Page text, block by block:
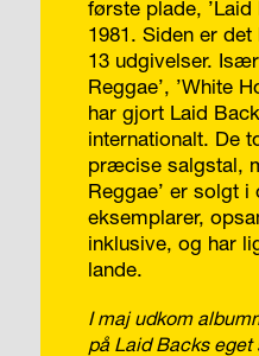
første plade,
1981. Siden er
13 udgivelser.
Reggae’, ’White
har gjort Laid
internationalt. De
præcise salgstal,
Reggae’ er solgt
eksemplarer,
inklusive, og har
lande.
I maj udkom
på Laid Backs eget